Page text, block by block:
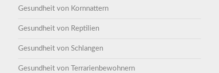
Gesundheit von Kornnattern
Gesundheit von Reptilien
Gesundheit von Schlangen
Gesundheit von Terrarienbewohnern